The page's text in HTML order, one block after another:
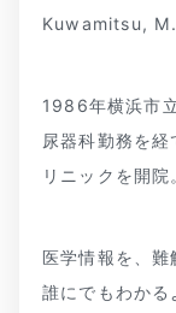
Kuwamitsu,
1986年横浜市
尿器科勤務を
リニックを開院
医学情報を、
誰にでもわかる